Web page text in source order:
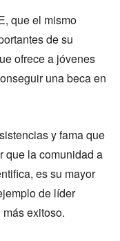
que el mismo
de su
ofrece a jóvenes
una beca en
y fama que
que la comunidad a
es su mayor
de líder
exitoso.